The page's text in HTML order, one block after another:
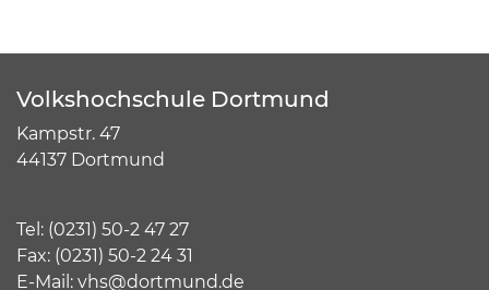
Volkshochschule Dortmund
Kampstr. 47
44137 Dortmund
Tel: (0231) 50-2 47 27
Fax: (0231) 50-2 24 31
E-Mail: vhs@dortmund.de